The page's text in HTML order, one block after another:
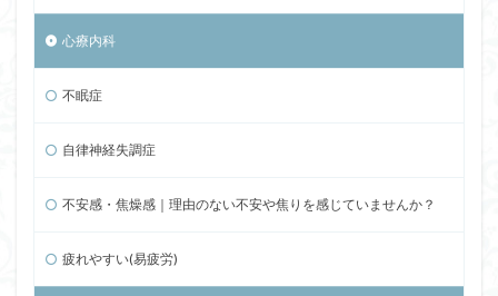
心療内科
不眠症
自律神経失調症
不安感・焦燥感｜理由のない不安や焦りを感じていませんか？
疲れやすい(易疲労)